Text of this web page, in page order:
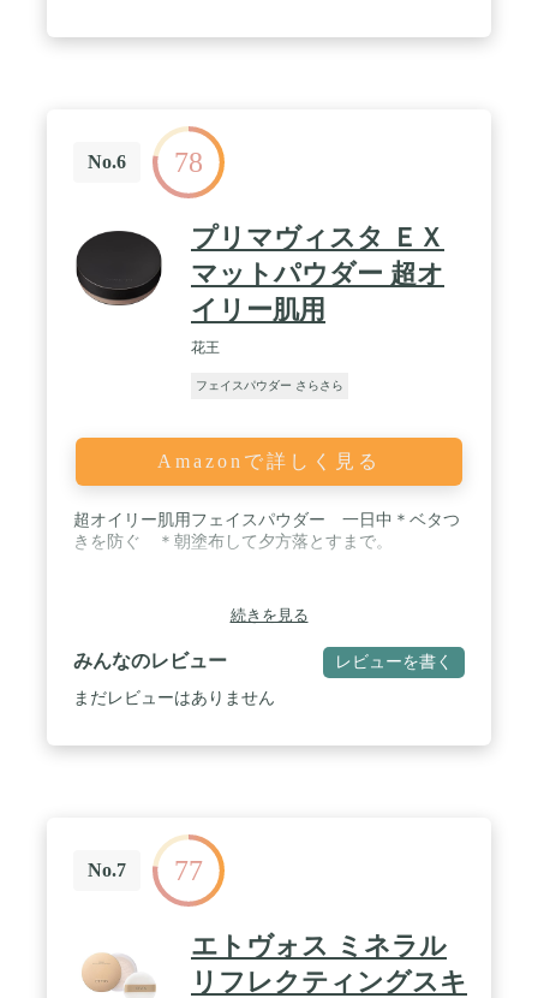
No.6 78
プリマヴィスタ ＥＸ
マットパウダー 超オ
イリー肌用
花王
フェイスパウダー さらさら
Amazonで詳しく見る
超オイリー肌用フェイスパウダー 一日中＊ベタつ
きを防ぐ ＊朝塗布して夕方落とすまで。
続きを見る
みんなのレビュー レビューを書く
まだレビューはありません
No.7 77
エトヴォス ミネラル
リフレクティングスキ